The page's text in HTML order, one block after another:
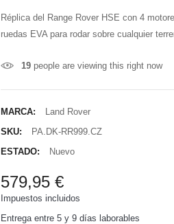
Réplica del Range Rover HSE con 4
ruedas EVA para rodar sobre cualquier
19people are viewing this right now
MARCA:
Land Rover
SKU:
PA.DK-RR999.CZ
ESTADO:
Nuevo
579,95 €
Impuestos incluidos
Entrega entre 5 y 9 días laborables